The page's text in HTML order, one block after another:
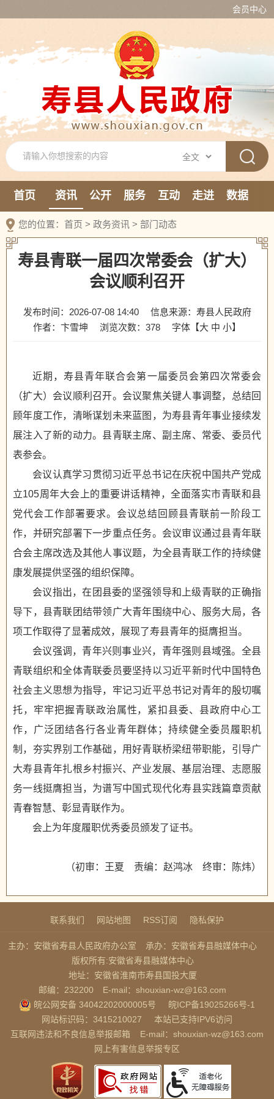
会员中心
首页 资讯 公开 服务 互动 走进
数据
新媒体
您的位置： 首页 > 政务资讯 > 部门动态
寿县青联一届四次常委会（扩大）
会议顺利召开
发布时间：2026-07-08 14:40
信息来源：寿县人民政府
作者：卞雪坤
浏览次数： 378 字体【大 中 小】
近期，寿县青年联合会第一届委员会第四次常委会
（扩大）会议顺利召开。会议聚焦关键人事调整，总结回
顾年度工作，清晰谋划未来蓝图，为寿县青年事业接续发
展注入了新的动力。县青联主席、副主席、常委、委员代
表参会。
会议认真学习贯彻习近平总书记在庆祝中国共产党成
立105周年大会上的重要讲话精神，全面落实市青联和县
党代会工作部署要求。会议总结回顾县青联前一阶段工
作，并研究部署下一步重点任务。会议审议通过县青年联
合会主席改选及其他人事议题，为全县青联工作的持续健
康发展提供坚强的组织保障。
会议指出，在团县委的坚强领导和上级青联的正确指
导下，县青联团结带领广大青年围绕中心、服务大局，各
项工作取得了显著成效，展现了寿县青年的挺膺担当。
会议强调，青年兴则事业兴，青年强则县域强。全县
青联组织和全体青联委员要坚持以习近平新时代中国特色
社会主义思想为指导，牢记习近平总书记对青年的殷切嘱
托，牢牢把握青联政治属性，紧扣县委、县政府中心工
作，广泛团结各行各业青年群体；持续健全委员履职机
制，夯实界别工作基础，用好青联桥梁纽带职能，引导广
大寿县青年扎根乡村振兴、产业发展、基层治理、志愿服
务一线挺膺担当，为谱写中国式现代化寿县实践篇章贡献
青春智慧、彰显青联作为。
会上为年度履职优秀委员颁发了证书。
（初审：王夏 责编：赵鸿冰 终审：陈炜）
联系我们 网站地图 RSS订阅 隐私保护
主办：安徽省寿县人民政府办公室
承办：安徽省寿县融媒体中心
版权所有:安徽省寿县融媒体中心
地址：安徽省淮南市寿县国投大厦
邮编：232200
E-mail：shouxian-wz@163.com
皖公网安备 34042202000005号
皖ICP备19025266号-1
网站标识码：3415210027
本站已支持IPV6访问
互联网违法和不良信息举报邮箱
E-mail：shouxian-wz@163.com
网上有害信息举报专区